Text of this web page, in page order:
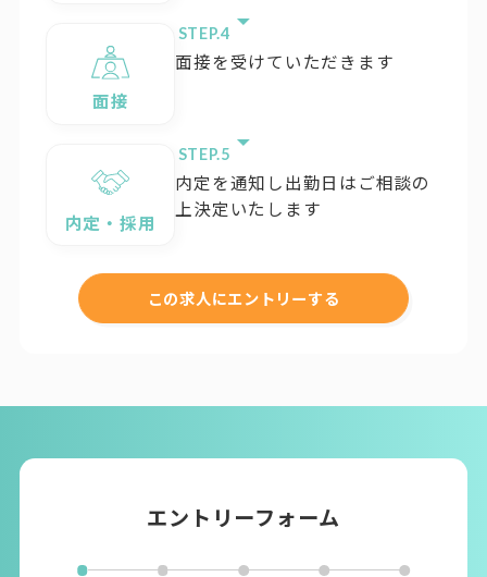
面接
STEP.
面接を受けていただきます
内定・採用
STEP.
内定を通知し出勤日はご相談の
上決定いたします
この求人にエントリーする
エントリーフォーム